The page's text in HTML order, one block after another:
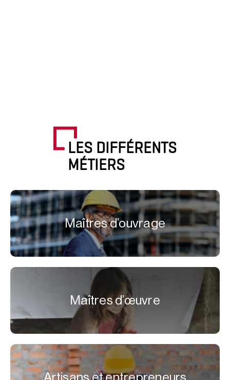
LES DIFFÉRENTS
MÉTIERS
Maîtres d’ouvrage
Maîtres d’œuvre
Artisans et entrepreneurs